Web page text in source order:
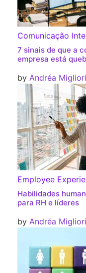
Comunicação
7 sinais de que a
empresa está
by Andréa Migliori
Employee
Habilidades
para RH e líderes
by Andréa Migliori